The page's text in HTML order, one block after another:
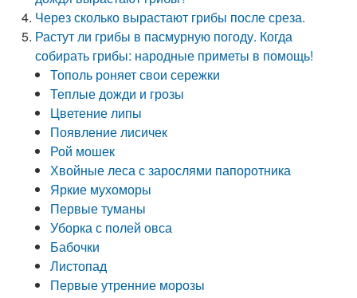
Через сколько вырастают грибы после среза.
Растут ли грибы в пасмурную погоду. Когда
собирать грибы: народные приметы в помощь!
Тополь роняет свои сережки
Теплые дожди и грозы
Цветение липы
Появление лисичек
Рой мошек
Хвойные леса с зарослями папоротника
Яркие мухоморы
Первые туманы
Уборка с полей овса
Бабочки
Листопад
Первые утренние морозы